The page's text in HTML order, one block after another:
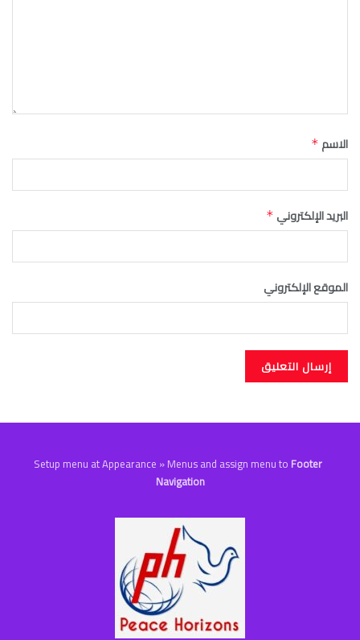
الاسم *
البريد الإلكتروني *
الموقع الإلكتروني
Setup menu at Appearance » Menus and assign menu to Footer
Navigation